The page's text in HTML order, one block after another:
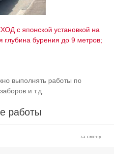
с японской установкой на
бурения до 9 метров;
выполнять работы по
, заборов и т.д.
работы
за смену